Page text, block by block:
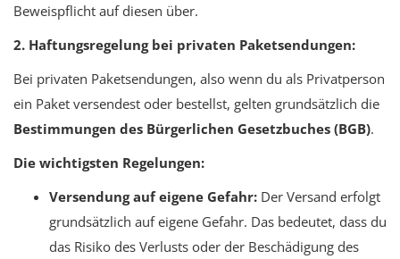
Beweispflicht auf diesen über.
2. Haftungsregelung bei privaten Paketsendungen:
Bei privaten Paketsendungen, also wenn du als Privatperson
ein Paket versendest oder bestellst, gelten grundsätzlich die
Bestimmungen des Bürgerlichen Gesetzbuches (BGB).
Die wichtigsten Regelungen:
Versendung auf eigene Gefahr: Der Versand erfolgt
grundsätzlich auf eigene Gefahr. Das bedeutet, dass du
das Risiko des Verlusts oder der Beschädigung des